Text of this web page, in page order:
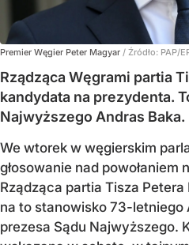
Premier Węgier Peter Magyar / Źródło: PAP/
Rządząca Węgrami partia
kandydata na prezydenta.
Najwyższego Andras Baka.
We wtorek w węgierskim
głosowanie nad powołaniem
Rządząca partia Tisza Petera
na to stanowisko 73-letniego
prezesa Sądu Najwyższego.